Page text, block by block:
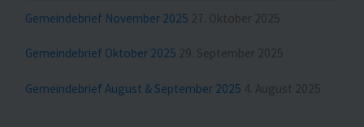
Gemeindebrief November 2025 27. Oktober 2025
Gemeindebrief Oktober 2025 29. September 2025
Gemeindebrief August & September 2025 4. August 2025